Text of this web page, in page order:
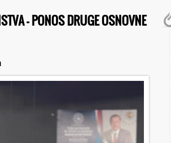
– PONOS DRUGE OSNOVNE